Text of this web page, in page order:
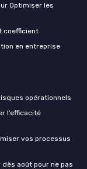
Optimiser les
coefficient
en entreprise
opérationnels
l’efficacité
vos processus
août pour ne pas